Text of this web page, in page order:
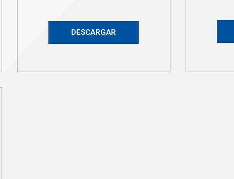
DESCARGAR